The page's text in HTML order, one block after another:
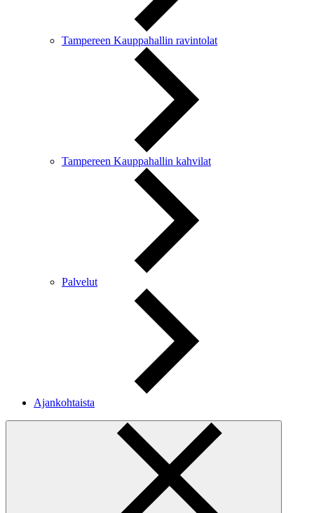
Tampereen Kauppahallin ravintolat
Tampereen Kauppahallin kahvilat
Palvelut
Ajankohtaista